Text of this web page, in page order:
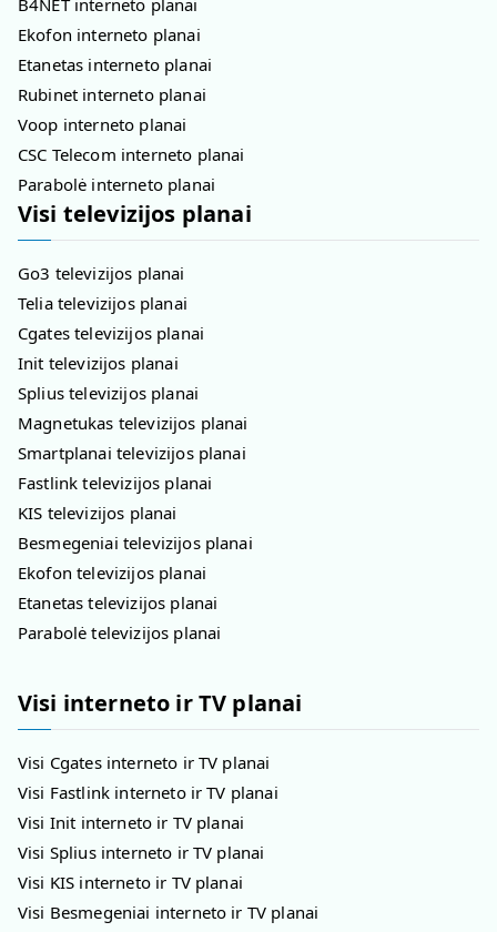
Ekofon interneto planai
Etanetas interneto planai
Rubinet interneto planai
Voop interneto planai
CSC Telecom interneto planai
Parabolė interneto planai
Visi televizijos planai
Go3 televizijos planai
Telia televizijos planai
Cgates televizijos planai
Init televizijos planai
Splius televizijos planai
Magnetukas televizijos planai
Smartplanai televizijos planai
Fastlink televizijos planai
KIS televizijos planai
Besmegeniai televizijos planai
Ekofon televizijos planai
Etanetas televizijos planai
Parabolė televizijos planai
Visi interneto ir TV planai
Visi Cgates interneto ir TV planai
Visi Fastlink interneto ir TV planai
Visi Init interneto ir TV planai
Visi Splius interneto ir TV planai
Visi KIS interneto ir TV planai
Visi Besmegeniai interneto ir TV planai